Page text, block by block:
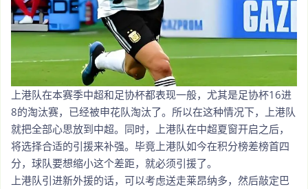
上港队在本赛季中超和足协杯都表现一般，尤其是足协杯16进
8的淘汰赛，已经被申花队淘汰了。所以在这种情况下，上港队
就把全部心思放到中超。同时，上港队在中超夏窗开启之后，
将选择合适的引援来补强。毕竟上港队如今在积分榜差榜首四
分，球队要想缩小这个差距，就必须引援了。
上港队引进新外援的话，可以考虑送走莱昂纳多，然后敲定巴